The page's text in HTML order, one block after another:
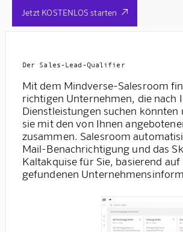
Jetzt KOSTENLOS starten 
Der Sales-Lead-Qualifier
Mit dem Mindverse-Salesroom
richtigen Unternehmen, die nach
Dienstleistungen suchen könnten
sie mit den von Ihnen
zusammen. Salesroom
Mail-Benachrichtigung und das
Kaltakquise für Sie, basierend auf
gefundenen